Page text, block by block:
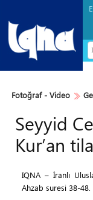
Fotoğraf - Video
Seyyid
Kur’an
IQNA – İranlı
Ahzab suresi 38-